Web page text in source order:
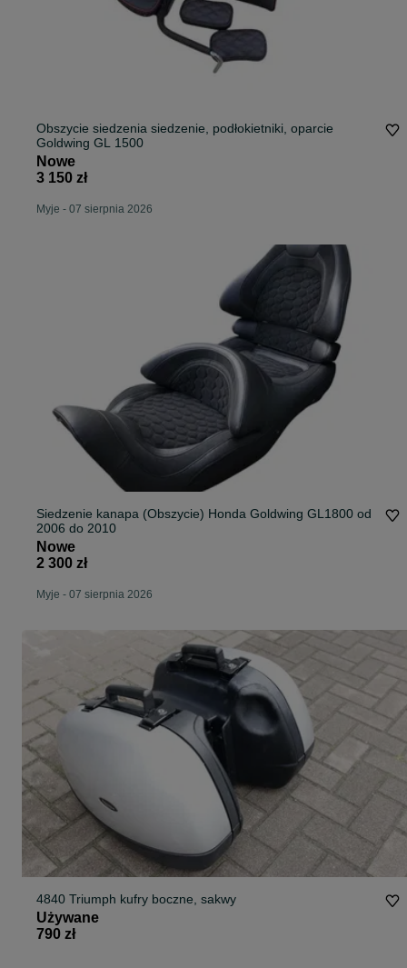
Obszycie siedzenia siedzenie, podłokietniki, oparcie
Goldwing GL 1500
Nowe
3 150 zł
Myje - 07 sierpnia 2026
Siedzenie kanapa (Obszycie) Honda Goldwing GL1800 od
2006 do 2010
Nowe
2 300 zł
Myje - 07 sierpnia 2026
4840 Triumph kufry boczne, sakwy
Używane
790 zł